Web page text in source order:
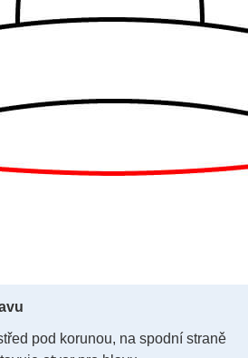
pod korunou, na spodní straně